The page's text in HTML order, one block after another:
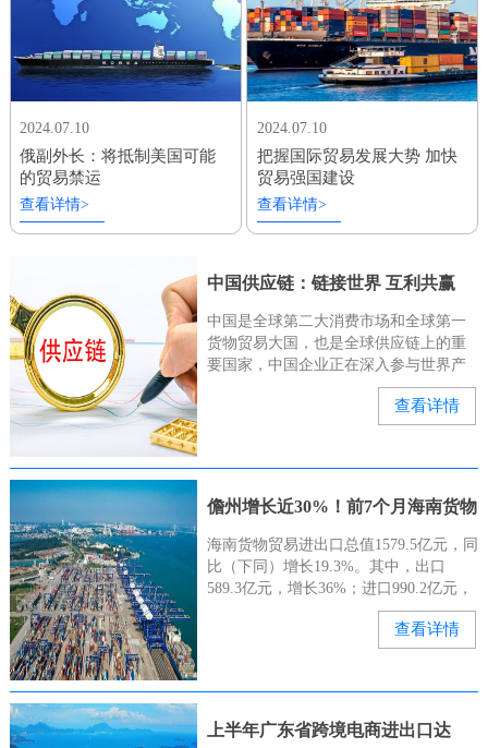
2024.07.10
俄副外长：将抵制美国可能
的贸易禁运
查看详情>
2024.07.10
把握国际贸易发展大势 加快
贸易强国建设
查看详情>
中国供应链：链接世界 互利共赢
中国是全球第二大消费市场和全球第一
货物贸易大国，也是全球供应链上的重
要国家，中国企业正在深入参与世界产
业链、供应链。“有几位俄罗斯和中亚的
查看详情
儋州增长近30%！前7个月海南货物
贸易进出口总值亮眼→
海南货物贸易进出口总值1579.5亿元，同
比（下同）增长19.3%。其中，出口
589.3亿元，增长36%；进口990.2亿元，
增长11.2%。儋州市支撑作用明显。前7
个月，儋州（含洋浦）进出口762.5亿元
查看详情
上半年广东省跨境电商进出口达